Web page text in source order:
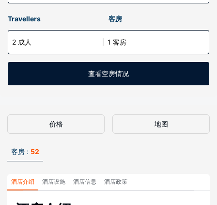
Travellers 客房
2 成人 1 客房
查看空房情况
价格 地图
客房 : 52
酒店介绍 酒店设施 酒店信息 酒店政策